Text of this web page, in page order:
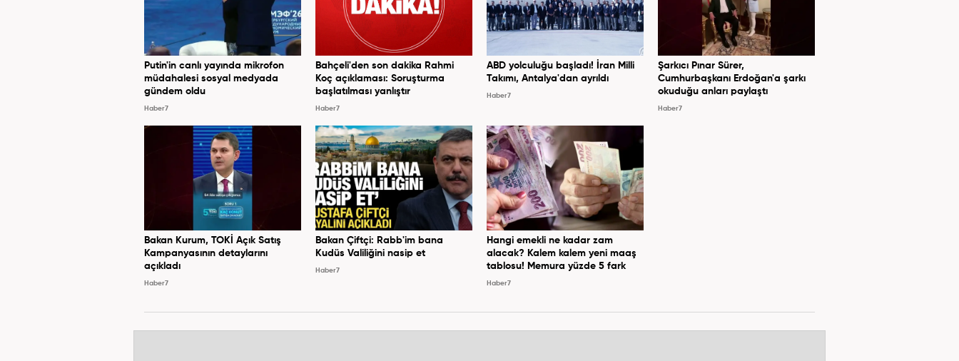
Putin'in canlı yayında mikrofon
müdahalesi sosyal medyada
gündem oldu
Haber7
Bahçeli'den son dakika Rahmi
Koç açıklaması: Soruşturma
başlatılması yanlıştır
Haber7
ABD yolculuğu başladı! İran Milli
Takımı, Antalya'dan ayrıldı
Haber7
Şarkıcı Pınar Sürer,
Cumhurbaşkanı Erdoğan'a şarkı
okuduğu anları paylaştı
Haber7
Bakan Kurum, TOKİ Açık Satış
Kampanyasının detaylarını
açıkladı
Haber7
Bakan Çiftçi: Rabb'im bana
Kudüs Valiliğini nasip et
Haber7
Hangi emekli ne kadar zam
alacak? Kalem kalem yeni maaş
tablosu! Memura yüzde 5 fark
Haber7